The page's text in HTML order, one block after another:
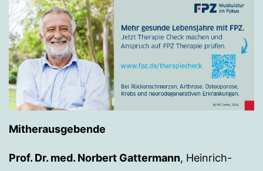
Mitherausgebende
Prof. Dr. med. Norbert Gattermann, Heinrich-